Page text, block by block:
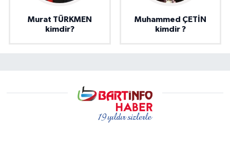
Murat TÜRKMEN
kimdir?
Muhammed ÇETİN
kimdir ?